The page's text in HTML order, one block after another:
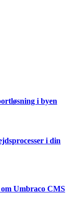
i byen
i din
Umbraco CMS